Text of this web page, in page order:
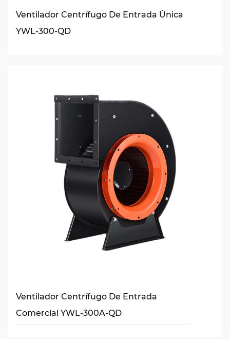
Ventilador Centrífugo De Entrada Única
YWL-300-QD
Ventilador Centrífugo De Entrada
Comercial YWL-300A-QD